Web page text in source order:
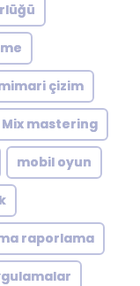
çizim
Mix mastering
mobil oyun
raporlama